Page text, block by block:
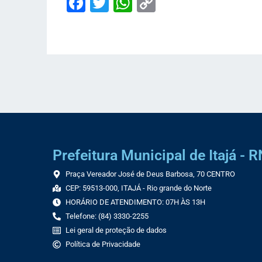
Prefeitura Municipal de Itajá -
Praça Vereador José de Deus Barbosa, 70 CENTRO
CEP: 59513-000, ITAJÁ - Rio grande do Norte
HORÁRIO DE ATENDIMENTO: 07H ÀS 13H
Telefone: (84) 3330-2255
Lei geral de proteção de dados
Política de Privacidade